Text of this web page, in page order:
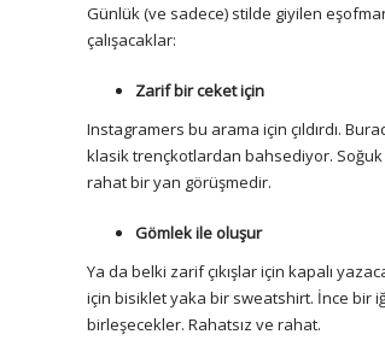
Günlük (ve sadece) stilde giyilen
çalışacaklar:
Zarif bir ceket için
Instagramers bu arama için çıldırdı.
klasik trençkotlardan bahsediyor.
rahat bir yan görüşmedir.
Gömlek ile oluşur
Ya da belki zarif çıkışlar için kapalı
için bisiklet yaka bir sweatshirt. İnce bir
birleşecekler. Rahatsız ve rahat.